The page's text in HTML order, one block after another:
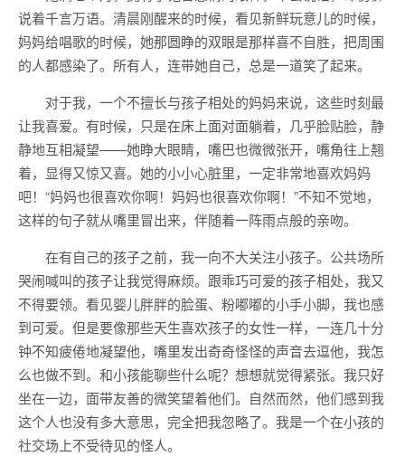
说着千言万语。清晨刚醒来的时候，看见新鲜玩意儿的时候，
妈妈给唱歌的时候，她那圆睁的双眼是那样喜不自胜，把周围
的人都感染了。所有人，连带她自己，总是一道笑了起来。
对于我，一个不擅长与孩子相处的妈妈来说，这些时刻最
让我喜爱。有时候，只是在床上面对面躺着，几乎脸贴脸，静
静地互相凝望——她睁大眼睛，嘴巴也微微张开，嘴角往上翘
着，显得又惊又喜。她的小小心脏里，一定非常地喜欢妈妈
吧！“妈妈也很喜欢你啊！妈妈也很喜欢你啊！”不知不觉地，
这样的句子就从嘴里冒出来，伴随着一阵雨点般的亲吻。
在有自己的孩子之前，我一向不大关注小孩子。公共场所
哭闹喊叫的孩子让我觉得麻烦。跟乖巧可爱的孩子相处，我又
不得要领。看见婴儿胖胖的脸蛋、粉嘟嘟的小手小脚，我也感
到可爱。但是要像那些天生喜欢孩子的女性一样，一连几十分
钟不知疲倦地凝望他，嘴里发出奇奇怪怪的声音去逗他，我怎
么也做不到。和小孩能聊些什么呢？想想就觉得紧张。我只好
坐在一边，面带友善的微笑望着他们。自然而然，他们感到我
这个人也没有多大意思，完全把我忽略了。我是一个在小孩的
社交场上不受待见的怪人。